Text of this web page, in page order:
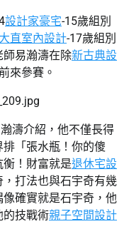
設計家豪宅-15歲組別
大直室內設計-17歲組別
師易瀚濤在除新古典設
來參賽。
濤介紹，他不僅長得
「張水瓶！你的傻
！財富就是退休宅設
打法也與石宇奇有幾
確實就是石宇奇，他
的技戰術親子空間設計